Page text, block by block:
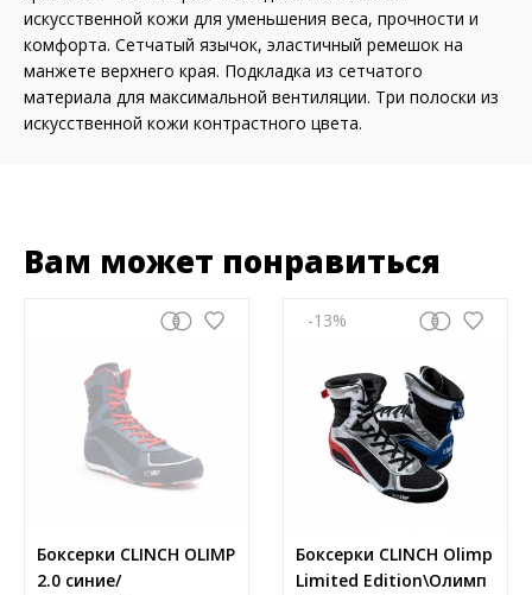
искусственной кожи для уменьшения веса, прочности и
комфорта. Сетчатый язычок, эластичный ремешок на
манжете верхнего края. Подкладка из сетчатого
материала для максимальной вентиляции. Три полоски из
искусственной кожи контрастного цвета.
Вам может понравиться
Боксерки CLINCH OLIMP
2.0 синие/
-13
Боксерки CLINCH Olimp
Limited Edition\Олимп